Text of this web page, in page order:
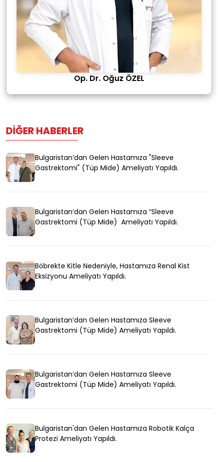
Op. Dr. Oğuz ÖZEL
DIĞER HABERLER
Bulgaristan’dan Gelen Hastamıza "Sleeve
Gastrektomi" (Tüp Mide) Ameliyatı Yapıldı.
Bulgaristan’dan Gelen Hastamıza “Sleeve
Gastrektomi (Tüp Mide) Ameliyatı Yapıldı.
Böbrekte Kitle Nedeniyle, Hastamıza Renal Kist
Eksizyonu Ameliyatı Yapıldı.
Bulgaristan’dan Gelen Hastamıza Sleeve
Gastrektomi (Tüp Mide) Ameliyatı Yapıldı.
Bulgaristan’dan Gelen Hastamıza Sleeve
Gastrektomi (Tüp Mide) Ameliyatı Yapıldı.
Bulgaristan'dan Gelen Hastamıza Robotik Kalça
Protezi Ameliyatı Yapıldı.